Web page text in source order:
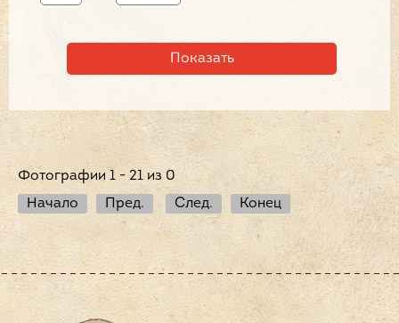
Фотографии 1 - 21 из 0
Начало
Пред. След. Конец